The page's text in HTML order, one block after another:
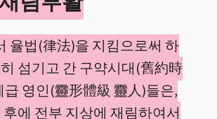
율법(律法)을 지킴으로써 하
섬기고 간 구약시대(舊約時
영인(靈形體級 靈人)들은,
에 전부 지상에 재림하여서